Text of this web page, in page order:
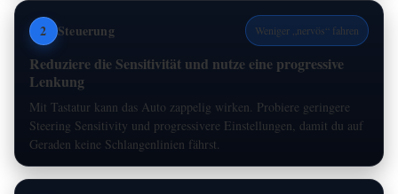
2 Steuerung Weniger „nervös“ fahren
Reduziere die Sensitivität und nutze eine progressive
Lenkung
Mit Tastatur kann das Auto zappelig wirken. Probiere geringere
Steering Sensitivity und progressivere Einstellungen, damit du auf
Geraden keine Schlangenlinien fährst.